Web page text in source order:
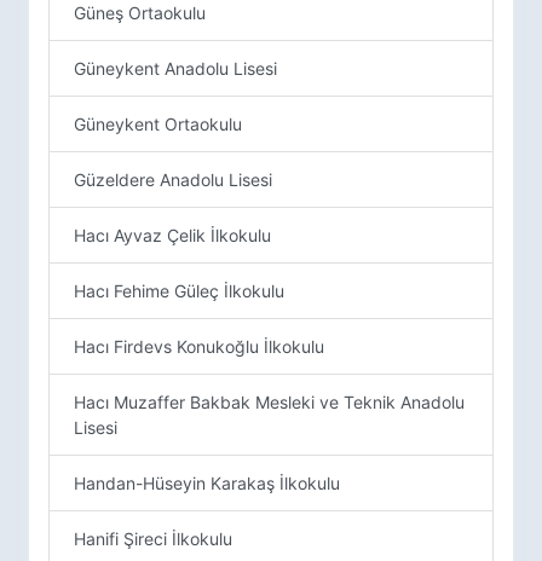
Güneş Ortaokulu
Güneykent Anadolu Lisesi
Güneykent Ortaokulu
Güzeldere Anadolu Lisesi
Hacı Ayvaz Çelik İlkokulu
Hacı Fehime Güleç İlkokulu
Hacı Firdevs Konukoğlu İlkokulu
Hacı Muzaffer Bakbak Mesleki ve Teknik Anadolu
Lisesi
Handan-Hüseyin Karakaş İlkokulu
Hanifi Şireci İlkokulu